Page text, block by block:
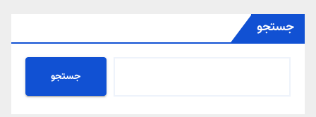
جستجو
جستجو